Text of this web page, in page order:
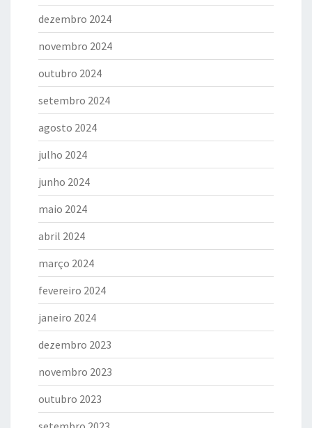
dezembro 2024
novembro 2024
outubro 2024
setembro 2024
agosto 2024
julho 2024
junho 2024
maio 2024
abril 2024
março 2024
fevereiro 2024
janeiro 2024
dezembro 2023
novembro 2023
outubro 2023